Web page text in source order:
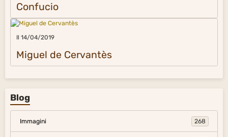
Confucio
Il 14/04/2019
Miguel de Cervantès
Blog
Immagini 268